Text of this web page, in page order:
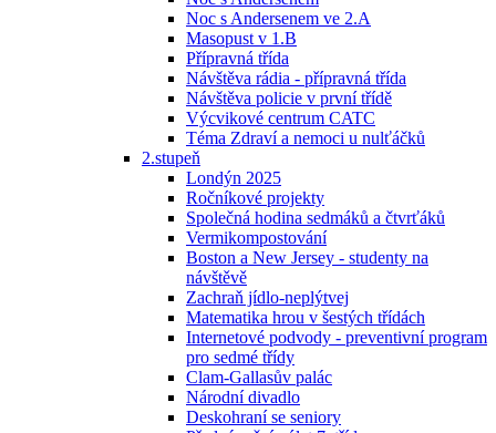
Noc s Andersenem ve 2.A
Masopust v 1.B
Přípravná třída
Návštěva rádia - přípravná třída
Návštěva policie v první třídě
Výcvikové centrum CATC
Téma Zdraví a nemoci u nulťáčků
2.stupeň
Londýn 2025
Ročníkové projekty
Společná hodina sedmáků a čtvrťáků
Vermikompostování
Boston a New Jersey - studenty na
návštěvě
Zachraň jídlo-neplýtvej
Matematika hrou v šestých třídách
Internetové podvody - preventivní program
pro sedmé třídy
Clam-Gallasův palác
Národní divadlo
Deskohraní se seniory